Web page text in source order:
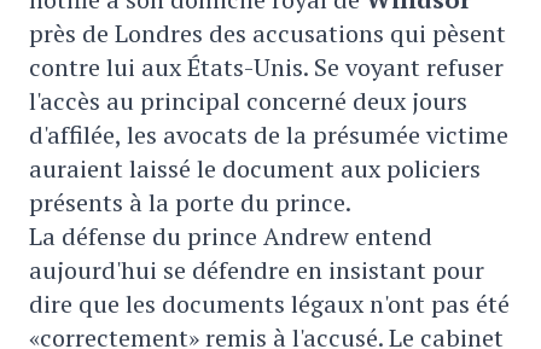
près de Londres des accusations qui pèsent
contre lui aux États-Unis. Se voyant refuser
l'accès au principal concerné deux jours
d'affilée, les avocats de la présumée victime
auraient laissé le document aux policiers
présents à la porte du prince.
La défense du prince Andrew entend
aujourd'hui se défendre en insistant pour
dire que les documents légaux n'ont pas été
«correctement» remis à l'accusé. Le cabinet